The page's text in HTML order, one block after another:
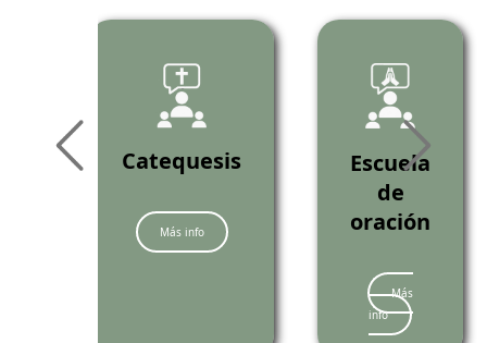
Catequesis
Más info
Escuela
de
oración
Más
info